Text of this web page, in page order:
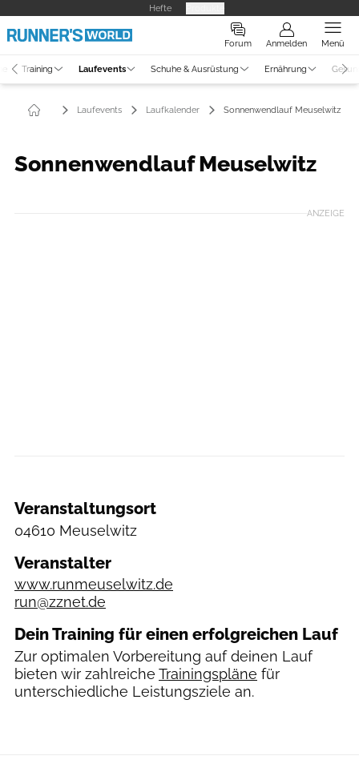
Hefte
Forum Anmelden Menü
Training Laufevents Schuhe & Ausrüstung Ernährung
Laufevents Laufkalender Sonnenwendlauf Meuselwitz
Sonnenwendlauf Meuselwitz
ANZEIGE
Veranstaltungsort
04610 Meuselwitz
Veranstalter
www.runmeuselwitz.de
run@zznet.de
Dein Training für einen erfolgreichen Lauf
Zur optimalen Vorbereitung auf deinen Lauf
bieten wir zahlreiche Trainingspläne für
unterschiedliche Leistungsziele an.